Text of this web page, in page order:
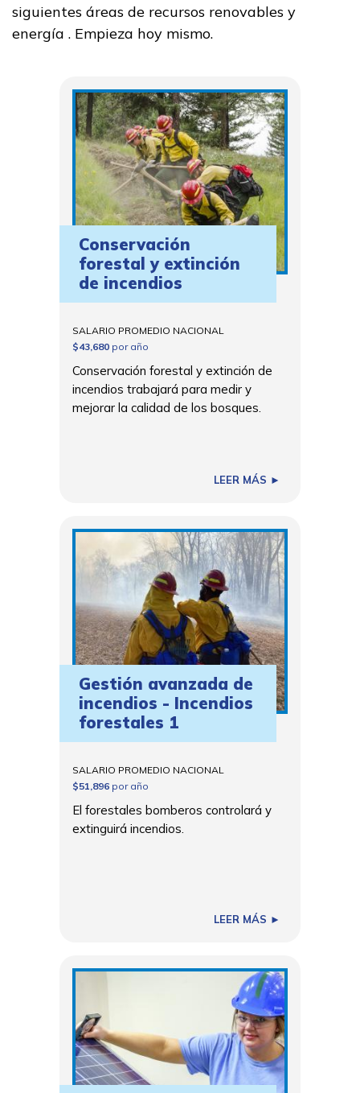
Exalumnos
Recursos
Portal de aplicaciones
FAQs
Recursos para estudiantes
y graduados
Informes y Resultados
Noticias
English
CONECTARSE
siguientes áreas de recursos renovables y
energía . Empieza hoy mismo.
Conservación
forestal y extinción
de incendios
SALARIO PROMEDIO NACIONAL
$43,680 por año
Conservación forestal y extinción de
incendios trabajará para medir y
mejorar la calidad de los bosques.
LEER MÁS ►
Gestión avanzada de
incendios - Incendios
forestales 1
SALARIO PROMEDIO NACIONAL
$51,896 por año
El forestales bomberos controlará y
extinguirá incendios.
LEER MÁS ►